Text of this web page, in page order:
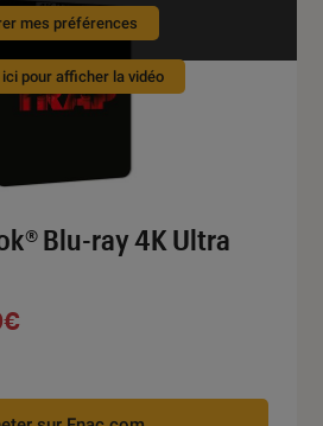
mes préférences
pour afficher la vidéo
Blu-ray 4K Ultra